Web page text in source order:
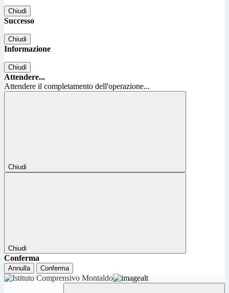
Chiudi
Successo
Chiudi
Informazione
Chiudi
Attendere...
Attendere il completamento dell'operazione...
Chiudi
Chiudi
Conferma
Annulla Conferma